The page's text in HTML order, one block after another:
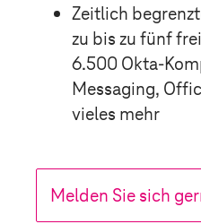
Zeitlich
zu bis zu fünf
6.500 Okta-
Messaging,
vieles mehr
Melden Sie sich
Anrede*
Name*